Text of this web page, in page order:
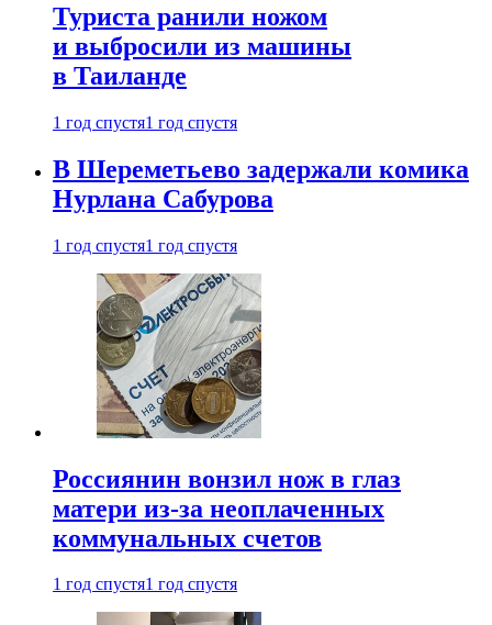
Туриста ранили ножом
и выбросили из машины
в Таиланде
1 год спустя1 год спустя
В Шереметьево задержали комика
Нурлана Сабурова
1 год спустя1 год спустя
Россиянин вонзил нож в глаз
матери из-за неоплаченных
коммунальных счетов
1 год спустя1 год спустя